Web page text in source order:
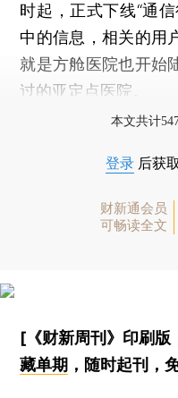
时起，正式下线“通
中的信息，相关的用
就是方舱医院也开始
过的亚定点医院。
本文共计
登录 后获
财新通会员
可畅读全文
[《财新周刊》印刷版
藏单期 ，随时起刊，